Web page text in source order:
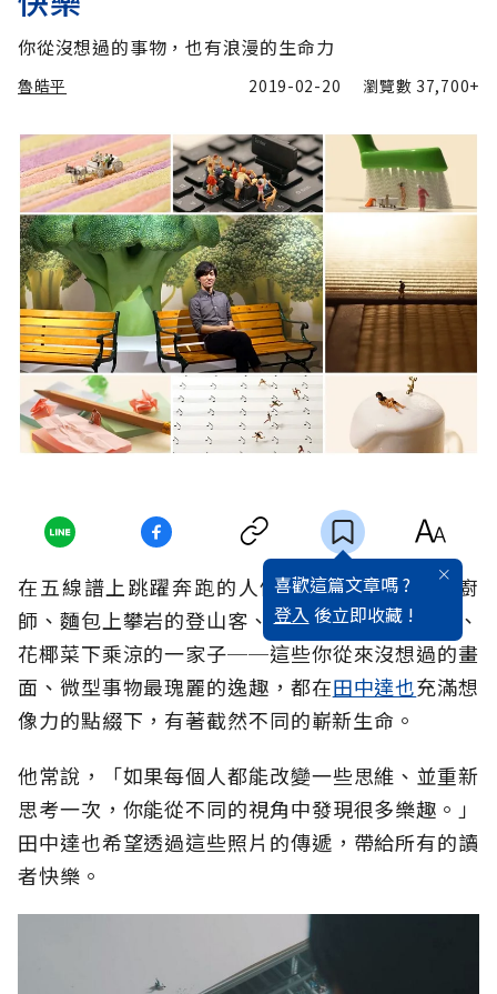
你從沒想過的事物，也有浪漫的生命力
魯皓平 2019-02-20 瀏覽數 37,700+
喜歡這篇文章嗎 ?
登入 後立即收藏 !
在五線譜上跳躍奔跑的人們、把耳機當煎台的廚
師、麵包上攀岩的登山客、便條紙上划船的漁夫、
花椰菜下乘涼的一家子──這些你從來沒想過的畫
面、微型事物最瑰麗的逸趣，都在田中達也充滿想
像力的點綴下，有著截然不同的嶄新生命。
他常說，「如果每個人都能改變一些思維、並重新
思考一次，你能從不同的視角中發現很多樂趣。」
田中達也希望透過這些照片的傳遞，帶給所有的讀
者快樂。